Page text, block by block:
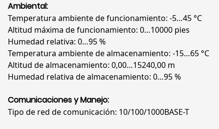
Ambiental:
Temperatura ambiente de funcionamiento: -5…45 °C
Altitud máxima de funcionamiento: 0…10000 pies
Humedad relativa: 0…95 %
Temperatura ambiente de almacenamiento: -15…65 °C
Altitud de almacenamiento: 0,00…15240,00 m
Humedad relativa de almacenamiento: 0…95 %
Comunicaciones y Manejo:
Tipo de red de comunicación: 10/100/1000BASE-T